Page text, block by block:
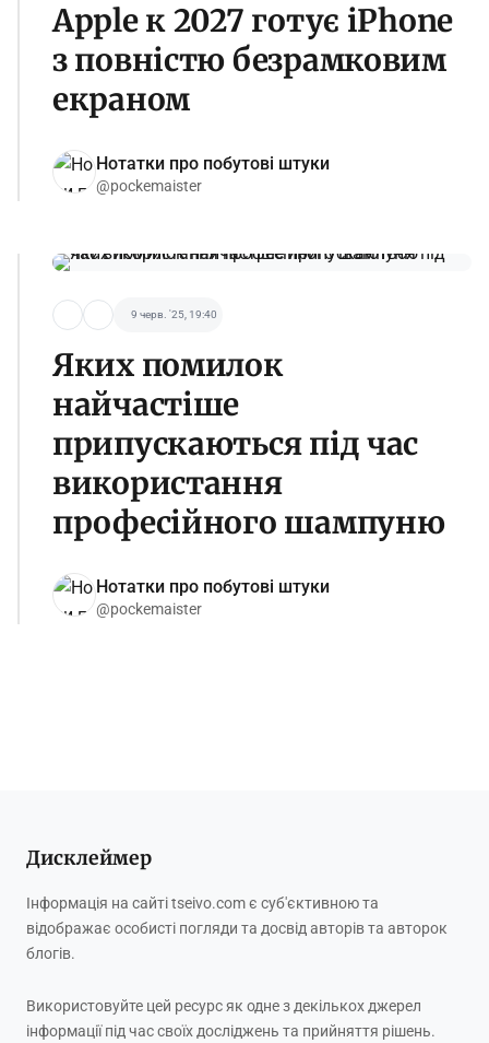
Apple к 2027 готує iPhone
з повністю безрамковим
екраном
Нотатки про побутові штуки
@pockemaister
9 черв. '25, 19:40
Яких помилок
найчастіше
припускаються під час
використання
професійного шампуню
Нотатки про побутові штуки
@pockemaister
Дисклеймер
Інформація на сайті tseivo.com є суб'єктивною та
відображає особисті погляди та досвід авторів та авторок
блогів.
Використовуйте цей ресурс як одне з декількох джерел
інформації під час своїх досліджень та прийняття рішень.